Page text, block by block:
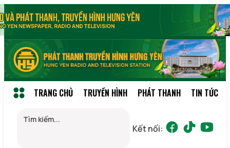
TRANG CHỦ TRUYỀN HÌNH PHÁT THANH TIN TỨC
Kết nối: